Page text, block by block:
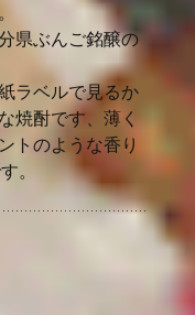
県ぶんご銘醸の
ラベルで見るか
焼酎です、薄く
トのような香り
。